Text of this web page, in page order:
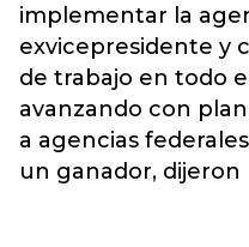
implementar la
exvicepresidente y
de trabajo en todo
avanzando con
a agencias
un ganador, dijeron